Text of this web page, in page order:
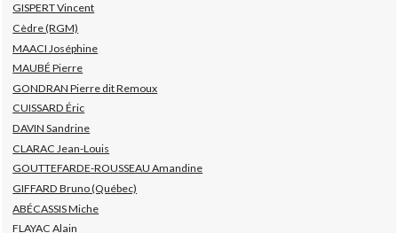
GISPERT Vincent
Cèdre (RGM)
MAACI Joséphine
MAUBÉ Pierre
GONDRAN Pierre dit Remoux
CUISSARD Éric
DAVIN Sandrine
CLARAC Jean-Louis
GOUTTEFARDE-ROUSSEAU Amandine
GIFFARD Bruno (Québec)
ABÉCASSIS Miche
FLAYAC Alain